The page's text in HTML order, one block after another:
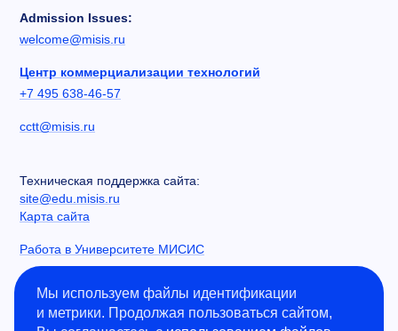
Admission Issues:
welcome@misis.ru
Центр коммерциализации технологий
+7 495 638-46-57
cctt@misis.ru
Техническая поддержка сайта:
site@edu.misis.ru
Карта сайта
Работа в Университете МИСИС
Информация о закупках
Мы используем файлы идентификации
и метрики. Продолжая пользоваться сайтом,